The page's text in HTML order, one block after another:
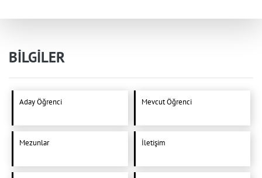
BİLGİLER
Aday Öğrenci Mevcut Öğrenci
Mezunlar İletişim